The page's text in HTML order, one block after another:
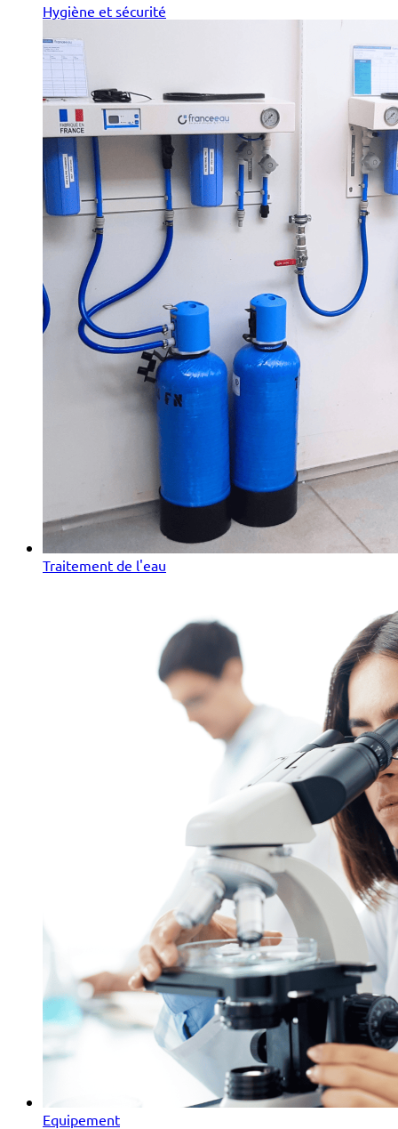
Hygiène et sécurité
Traitement de l'eau
Equipement